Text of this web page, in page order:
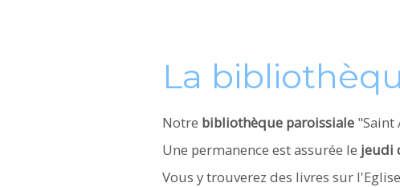
La
Notre bibliothèque paroissiale "Saint
Une permanence est assurée le jeudi
Vous y trouverez des livres sur